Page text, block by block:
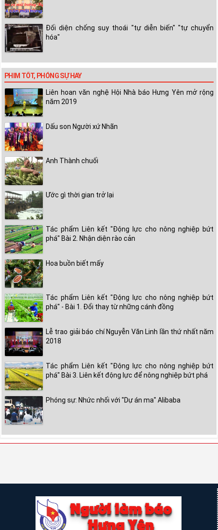
Đối diện chống suy thoái "tự diễn biến" "tự chuyển
hóa"
PHIM TỐT, PHÓNG SỰ HAY
Liên hoan văn nghệ Hội Nhà báo Hưng Yên mở rộng
năm 2019
Dấu son Người xứ Nhãn
Anh Thành chuối
Ước gì thời gian trở lại
Tác phẩm Liên kết "Động lực cho nông nghiệp bứt
phá" Bài 2. Nhận diện rào cản
Hoa buồn biết mấy
Tác phẩm Liên kết "Động lực cho nông nghiệp bứt
phá" - Bài 1. Đổi thay từ những cánh đồng
Lễ trao giải báo chí Nguyễn Văn Linh lần thứ nhất năm
2018
Tác phẩm Liên kết "Động lực cho nông nghiệp bứt
phá" Bài 3. Liên kết động lực để nông nghiệp bứt phá
Phóng sự: Nhức nhối với "Dự án ma" Alibaba